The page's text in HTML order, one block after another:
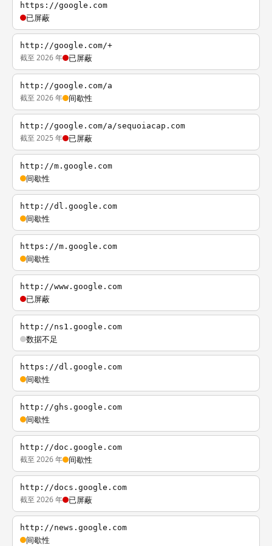
https://google.com
已屏蔽
http://google.com/+
截至 2026 年 已屏蔽
http://google.com/a
截至 2026 年 间歇性
http://google.com/a/sequoiacap.com
截至 2025 年 已屏蔽
http://m.google.com
间歇性
http://dl.google.com
间歇性
https://m.google.com
间歇性
http://www.google.com
已屏蔽
http://ns1.google.com
数据不足
https://dl.google.com
间歇性
http://ghs.google.com
间歇性
http://doc.google.com
截至 2026 年 间歇性
http://docs.google.com
截至 2026 年 已屏蔽
http://news.google.com
间歇性